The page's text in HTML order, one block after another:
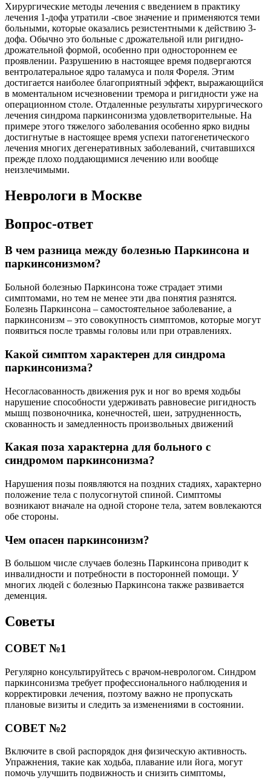
Хирургические методы лечения с введением в практику
лечения 1-дофа утратили -свое значение и применяются теми
больными, которые оказались резистентными к действию 3-
дофа. Обычно это больные с дрожательной или ригидно-
дрожательной формой, особенно при одностороннем ее
проявлении. Разрушению в настоящее время подвергаются
вентролатеральное ядро таламуса и поля Фореля. Этим
достигается наиболее благоприятный эффект, выражающийся
в моментальном исчезновении тремора и ригидности уже на
операционном столе. Отдаленные результаты хирургического
лечения синдрома паркинсонизма удовлетворительные. На
примере этого тяжелого заболевания особенно ярко видны
достигнутые в настоящее время успехи патогенетического
лечения многих дегенеративных заболеваний, считавшихся
прежде плохо поддающимися лечению или вообще
неизлечимыми.
Неврологи в Москве
Вопрос-ответ
В чем разница между болезнью Паркинсона и
паркинсонизмом?
Больной болезнью Паркинсона тоже страдает этими
симптомами, но тем не менее эти два понятия разнятся.
Болезнь Паркинсона – самостоятельное заболевание, а
паркинсонизм – это совокупность симптомов, которые могут
появиться после травмы головы или при отравлениях.
Какой симптом характерен для синдрома
паркинсонизма?
Несогласованность движения рук и ног во время ходьбы
нарушение способности удерживать равновесие ригидность
мышц позвоночника, конечностей, шеи, затрудненность,
скованность и замедленность произвольных движений
Какая поза характерна для больного с
синдромом паркинсонизма?
Нарушения позы появляются на поздних стадиях, характерно
положение тела с полусогнутой спиной. Симптомы
возникают вначале на одной стороне тела, затем вовлекаются
обе стороны.
Чем опасен паркинсонизм?
В большом числе случаев болезнь Паркинсона приводит к
инвалидности и потребности в посторонней помощи. У
многих людей с болезнью Паркинсона также развивается
деменция.
Советы
СОВЕТ №1
Регулярно консультируйтесь с врачом-неврологом. Синдром
паркинсонизма требует профессионального наблюдения и
корректировки лечения, поэтому важно не пропускать
плановые визиты и следить за изменениями в состоянии.
СОВЕТ №2
Включите в свой распорядок дня физическую активность.
Упражнения, такие как ходьба, плавание или йога, могут
помочь улучшить подвижность и снизить симптомы,